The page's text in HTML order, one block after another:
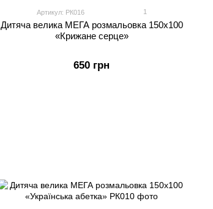
Артикул: РК016 1
Дитяча велика МЕГА розмальовка 150х100
«Крижане серце»
650 грн